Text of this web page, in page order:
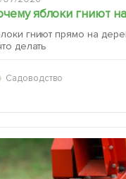
яблоки гниют
гниют прямо на
делать
Садоводство